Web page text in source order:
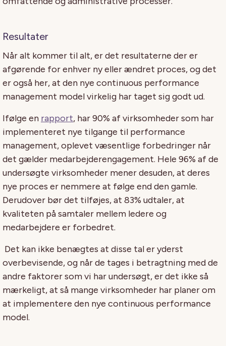
Resultater
Når alt kommer til alt, er det resultaterne der er
afgørende for enhver ny eller ændret proces, og det
er også her, at den nye continuous performance
management model virkelig har taget sig godt ud.
Ifølge en rapport, har 90% af virksomheder som har
implementeret nye tilgange til performance
management, oplevet væsentlige forbedringer når
det gælder medarbejderengagement. Hele 96% af de
undersøgte virksomheder mener desuden, at deres
nye proces er nemmere at følge end den gamle.
Derudover bør det tilføjes, at 83% udtaler, at
kvaliteten på samtaler mellem ledere og
medarbejdere er forbedret.
Det kan ikke benægtes at disse tal er yderst
overbevisende, og når de tages i betragtning med de
andre faktorer som vi har undersøgt, er det ikke så
mærkeligt, at så mange virksomheder har planer om
at implementere den nye continuous performance
model.